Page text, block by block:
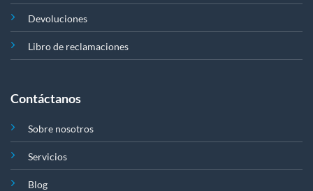
Devoluciones
Libro de reclamaciones
Contáctanos
Sobre nosotros
Servicios
Blog